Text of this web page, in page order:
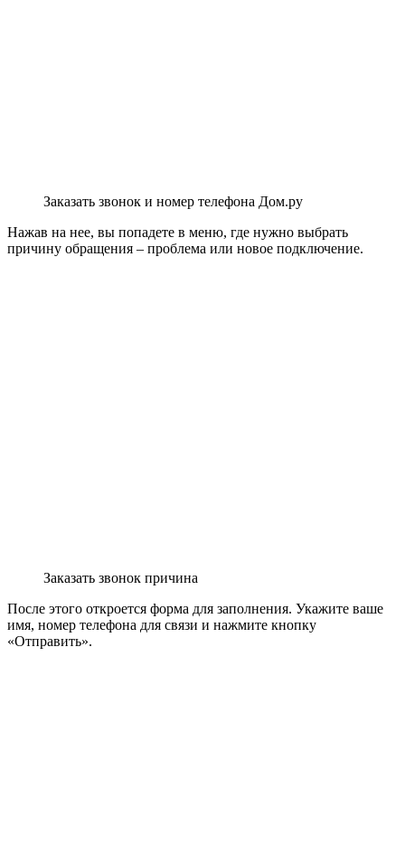
Заказать звонок и номер телефона Дом.ру
Нажав на нее, вы попадете в меню, где нужно выбрать
причину обращения – проблема или новое подключение.
Заказать звонок причина
После этого откроется форма для заполнения. Укажите ваше
имя, номер телефона для связи и нажмите кнопку
«Отправить».